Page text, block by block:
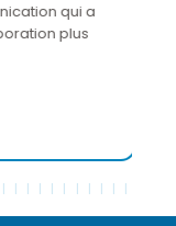
qui a
plus